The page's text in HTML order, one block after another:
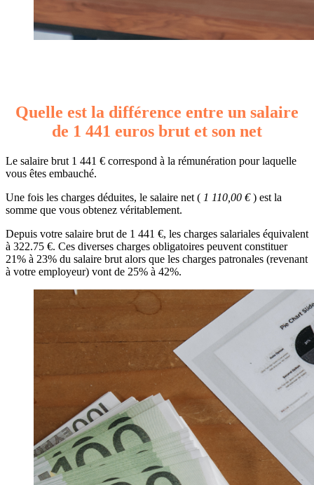
Quelle est la différence entre un salaire
de 1 441 euros brut et son net
Le salaire brut 1 441 € correspond à la rémunération pour laquelle
vous êtes embauché.
Une fois les charges déduites, le salaire net ( 1 110,00 €) est la
somme que vous obtenez véritablement.
Depuis votre salaire brut de 1 441 €, les charges salariales équivalent
à 322.75 €. Ces diverses charges obligatoires peuvent constituer
21% à 23% du salaire brut alors que les charges patronales (revenant
à votre employeur) vont de 25% à 42%.